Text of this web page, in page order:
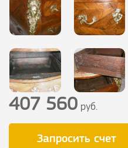
407 560 руб.
Запросить счет